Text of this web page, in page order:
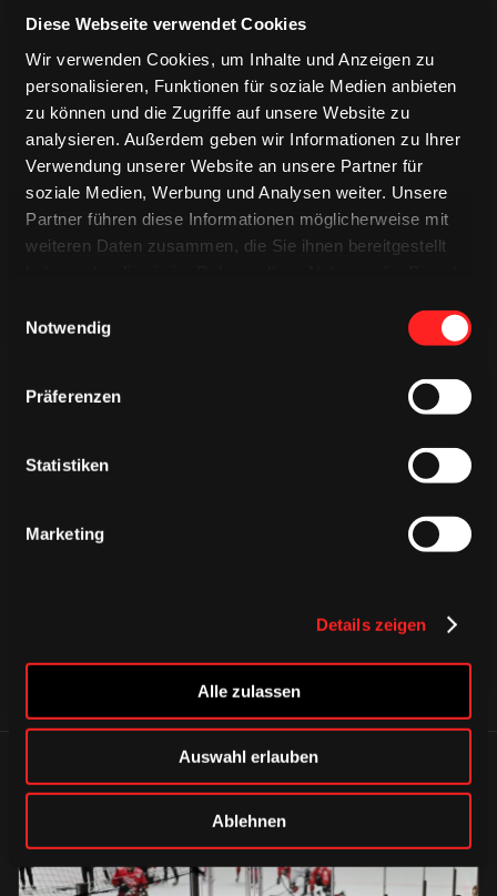
Diese Webseite verwendet Cookies
Wir verwenden Cookies, um Inhalte und Anzeigen zu
personalisieren, Funktionen für soziale Medien anbieten
zu können und die Zugriffe auf unsere Website zu
analysieren. Außerdem geben wir Informationen zu Ihrer
Verwendung unserer Website an unsere Partner für
soziale Medien, Werbung und Analysen weiter. Unsere
Partner führen diese Informationen möglicherweise mit
weiteren Daten zusammen, die Sie ihnen bereitgestellt
Notwendig
Präferenzen
Statistiken
Marketing
Details zeigen
Alle zulassen
Auswahl erlauben
Ablehnen
TRIKOTS
TRIKOTS
TRIKOTS
ÄHNLICHE NEWS